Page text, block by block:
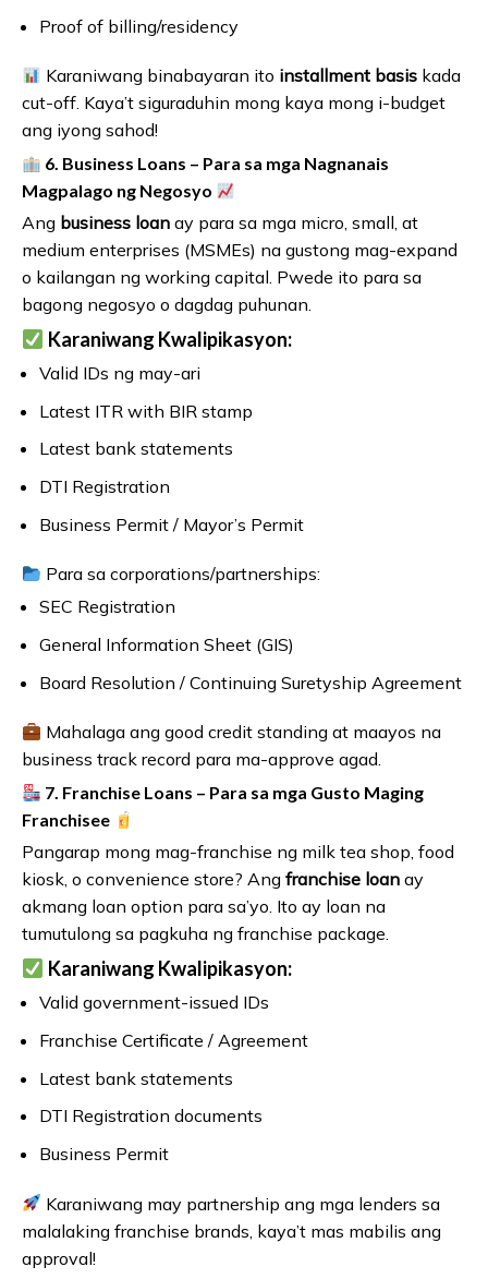
Proof of billing/residency
Karaniwang binabayaran ito installment basis kada
cut-off. Kaya’t siguraduhin mong kaya mong i-budget
ang iyong sahod!
6. Business Loans – Para sa mga Nagnanais
Magpalago ng Negosyo
Ang business loan ay para sa mga micro, small, at
medium enterprises (MSMEs) na gustong mag-expand
o kailangan ng working capital. Pwede ito para sa
bagong negosyo o dagdag puhunan.
Karaniwang Kwalipikasyon:
Valid IDs ng may-ari
Latest ITR with BIR stamp
Latest bank statements
DTI Registration
Business Permit / Mayor’s Permit
Para sa corporations/partnerships:
SEC Registration
General Information Sheet (GIS)
Board Resolution / Continuing Suretyship Agreement
Mahalaga ang good credit standing at maayos na
business track record para ma-approve agad.
7. Franchise Loans – Para sa mga Gusto Maging
Franchisee
Pangarap mong mag-franchise ng milk tea shop, food
kiosk, o convenience store? Ang franchise loan ay
akmang loan option para sa’yo. Ito ay loan na
tumutulong sa pagkuha ng franchise package.
Karaniwang Kwalipikasyon:
Valid government-issued IDs
Franchise Certificate / Agreement
Latest bank statements
DTI Registration documents
Business Permit
Karaniwang may partnership ang mga lenders sa
malalaking franchise brands, kaya’t mas mabilis ang
approval!